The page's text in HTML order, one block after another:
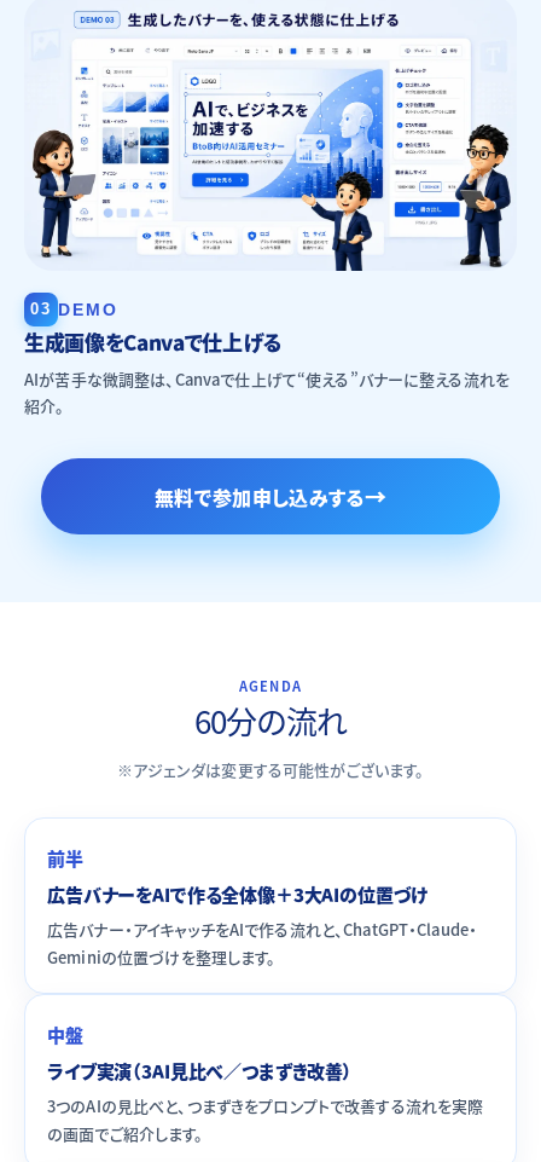
03 DEMO
生成画像をCanvaで仕上げる
AIが苦手な微調整は、Canvaで仕上げて“使える”バナーに整える流れを
紹介。
無料で参加申し込みする
AGENDA
60分の流れ
※アジェンダは変更する可能性がございます。
前半
広告バナーをAIで作る全体像＋3大AIの位置づけ
広告バナー・アイキャッチをAIで作る流れと、ChatGPT・Claude・
Geminiの位置づけを整理します。
中盤
ライブ実演（3AI見比べ／つまずき改善）
3つのAIの見比べと、つまずきをプロンプトで改善する流れを実際
の画面でご紹介します。